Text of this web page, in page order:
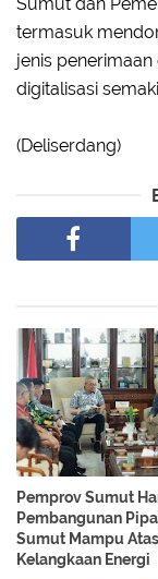
termasuk
jenis
digitalisasi
(Deliserdang)
Pemprov Sumut
Pembangunan
Sumut Mampu
Kelangkaan Energi